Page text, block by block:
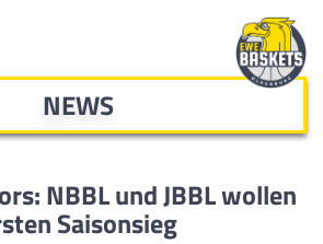
NEWS
NBBL und JBBLwollen
Saisonsieg